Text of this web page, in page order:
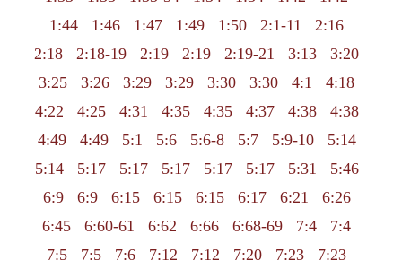
1:44
1:46 1:47 1:49 1:50 2:1-11
2:16
2:18
2:18-19 2:19 2:19 2:19-21 3:13
3:20
3:25
3:26 3:29 3:29 3:30 3:30 4:1
4:18
4:22
4:25 4:31 4:35 4:35 4:37 4:38
4:38
4:49
4:49 5:1 5:6 5:6-8 5:7 5:9-10
5:14
5:14
5:17 5:17 5:17 5:17 5:17 5:31
5:46
6:9
6:9 6:15 6:15 6:15 6:17 6:21
6:26
6:45
6:60-61 6:62 6:66 6:68-69 7:4
7:4
7:5
7:5 7:6 7:12 7:12 7:20 7:23
7:23